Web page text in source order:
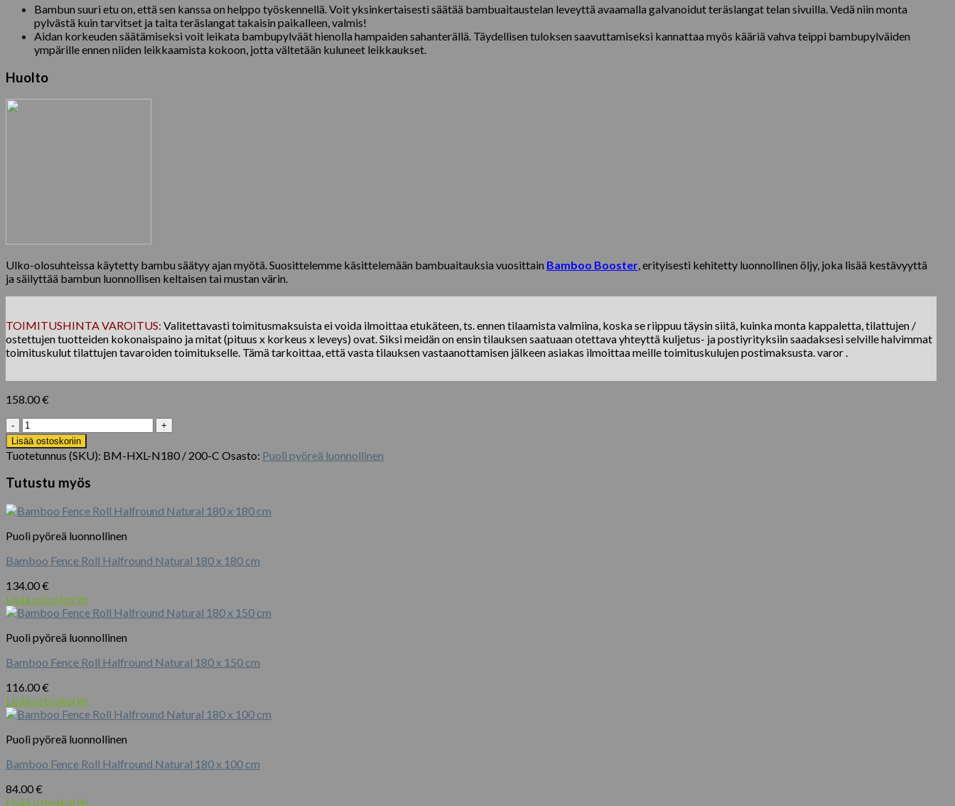
Bambun suuri etu on, että sen kanssa on helppo työskennellä. Voit yksinkertaisesti säätää bambuaitaustelan leveyttä avaamalla galvanoidut teräslangat telan sivuilla. Vedä niin monta
pylvästä kuin tarvitset ja taita teräslangat takaisin paikalleen, valmis!
Aidan korkeuden säätämiseksi voit leikata bambupylväät hienolla hampaiden sahanterällä. Täydellisen tuloksen saavuttamiseksi kannattaa myös kääriä vahva teippi bambupylväiden
ympärille ennen niiden leikkaamista kokoon, jotta vältetään kuluneet leikkaukset.
Huolto
Ulko-olosuhteissa käytetty bambu säätyy ajan myötä. Suosittelemme käsittelemään bambuaitauksia vuosittain Bamboo Booster , erityisesti kehitetty luonnollinen öljy, joka lisää kestävyyttä
ja säilyttää bambun luonnollisen keltaisen tai mustan värin.
TOIMITUSHINTA VAROITUS: Valitettavasti toimitusmaksuista ei voida ilmoittaa etukäteen, ts. ennen tilaamista valmiina, koska se riippuu täysin siitä, kuinka monta kappaletta, tilattujen /
ostettujen tuotteiden kokonaispaino ja mitat (pituus x korkeus x leveys) ovat. Siksi meidän on ensin tilauksen saatuaan otettava yhteyttä kuljetus- ja postiyrityksiin saadaksesi selville halvimmat
toimituskulut tilattujen tavaroiden toimitukselle. Tämä tarkoittaa, että vasta tilauksen vastaanottamisen jälkeen asiakas ilmoittaa meille toimituskulujen postimaksusta. varor .
158.00€
Bamboo
Fence
Roll
Halfround
Natural
180
200
cm
määrä
Lisää ostoskoriin
Tuotetunnus (SKU): BM-HXL-N180 / 200-C Osasto: Puoli pyöreä luonnollinen
Tutustu myös
Puoli pyöreä luonnollinen
Bamboo Fence Roll Halfround Natural 180 x 180 cm
134.00€
Lisää ostoskoriin
Puoli pyöreä luonnollinen
Bamboo Fence Roll Halfround Natural 180 x 150 cm
116.00€
Lisää ostoskoriin
Puoli pyöreä luonnollinen
Bamboo Fence Roll Halfround Natural 180 x 100 cm
84.00€
Lisää ostoskoriin